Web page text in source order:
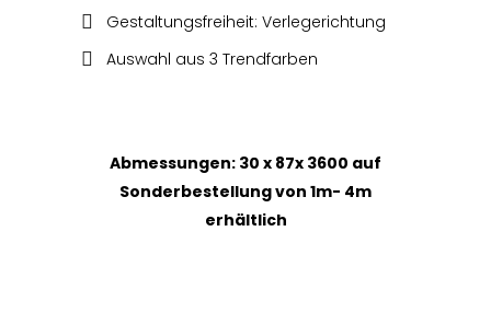
Gestaltungsfreiheit: Verlegerichtung
Auswahl aus 3 Trendfarben
Abmessungen: 30 x 87x 3600 auf
Sonderbestellung von 1m- 4m
erhältlich